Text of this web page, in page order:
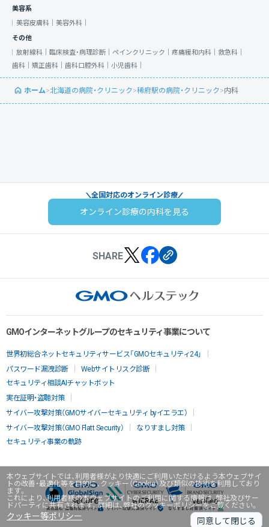
本ウェブサイトでは、利用者様がより快適にご利用いただけるよう本ウェブサイ
トの改善・最適化等を目的に、クッキー（Cookie）及び類似の技術を利用しており
ます。
これにより、利用者様の本ウェブサイトのご利用に関する情報は、弊社及びサー
ドパーティに共有されます。詳細は、弊社のクッキーポリシーをご覧ください。
クッキー等ポリシー 同意して閉じる
美容系
美容皮膚科｜ 美容外科｜
その他
放射線科｜ 臨床検査・病理診断｜ ペインクリニック｜ 疼痛緩和内科｜ 救急科｜
歯科｜ 矯正歯科｜ 歯科口腔外科｜ 小児歯科｜
ホーム>北海道の病院・クリニック>稀府駅の病院・クリニック>内科
全国対応のオンライン診療
オンライン診療の内科を見る
SHARE
GMOインターネットグループのセキュリティ事業について
世界初総合ネットセキュリティサービス「GMOセキュリティ24」
パスワード漏洩診断
Webサイトリスク診断
セキュリティ相談AIチャットボット
実在証明・盗聴対策
サイバー攻撃対策（GMOサイバーセキュリティ byイエラエ）
サイバー攻撃対策（GMO Flatt Security）
なりすまし対策
セキュリティ事業の軌跡